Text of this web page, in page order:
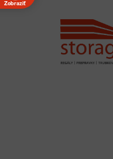
Zobraziť